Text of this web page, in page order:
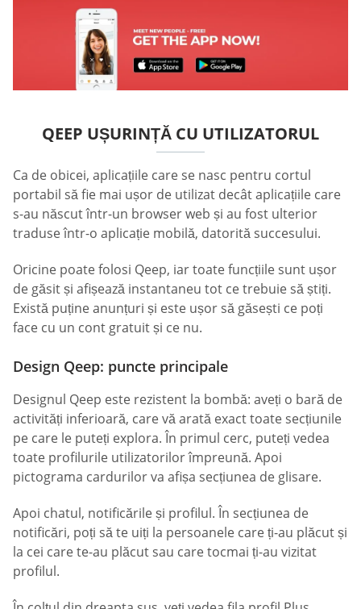
QEEP UȘURINȚĂ CU UTILIZATORUL
Ca de obicei, aplicațiile care se nasc pentru cortul
portabil să fie mai ușor de utilizat decât aplicațiile care
s-au născut într-un browser web și au fost ulterior
traduse într-o aplicație mobilă, datorită succesului.
Oricine poate folosi Qeep, iar toate funcțiile sunt ușor
de găsit și afișează instantaneu tot ce trebuie să știți.
Există puține anunțuri și este ușor să găsești ce poți
face cu un cont gratuit și ce nu.
Design Qeep: puncte principale
Designul Qeep este rezistent la bombă: aveți o bară de
activități inferioară, care vă arată exact toate secțiunile
pe care le puteți explora. În primul cerc, puteți vedea
toate profilurile utilizatorilor împreună. Apoi
pictograma cardurilor va afișa secțiunea de glisare.
Apoi chatul, notificările și profilul. În secțiunea de
notificări, poți să te uiți la persoanele care ți-au plăcut și
la cei care te-au plăcut sau care tocmai ți-au vizitat
profilul.